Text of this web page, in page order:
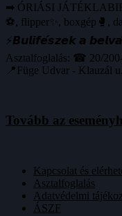
➡ ÓRIÁSI
⚽️, flipper✨, boxgép🥊,
⚡️𝘽𝙪𝙡𝙞𝙛𝙚́𝙨𝙯𝙚𝙠 𝙖
Asztalfoglalás: ☎ 20/
📍Füge Udvar - Klauzál
Tovább az
Kapcsolat és
Asztalfoglalás
Adatvédelmi
ÁSZF